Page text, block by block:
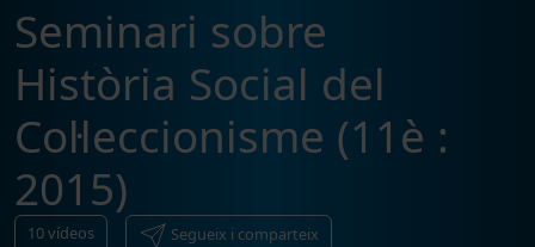
Seminari sobre
Història Social del
Col·leccionisme (11è :
2015)
10vídeos Segueix i comparteix